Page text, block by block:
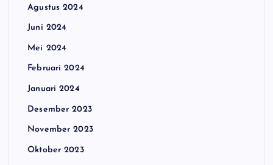
Agustus 2024
Juni 2024
Mei 2024
Februari 2024
Januari 2024
Desember 2023
November 2023
Oktober 2023